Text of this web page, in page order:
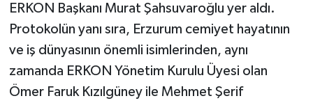
ERKON Başkanı Murat Şahsuvaroğlu yer aldı.
Protokolün yanı sıra, Erzurum cemiyet hayatının
ve iş dünyasının önemli isimlerinden, aynı
zamanda ERKON Yönetim Kurulu Üyesi olan
Ömer Faruk Kızılgüney ile Mehmet Şerif
Sağlık
SİYASET
SPOR HABERLERİ